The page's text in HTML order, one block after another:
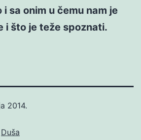
i sa onim u čemu nam je
i što je teže spoznati.
2014.
Duša